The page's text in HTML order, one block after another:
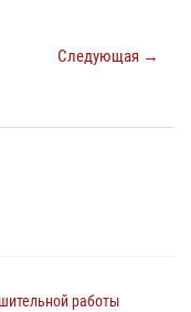
Следующая →
работы